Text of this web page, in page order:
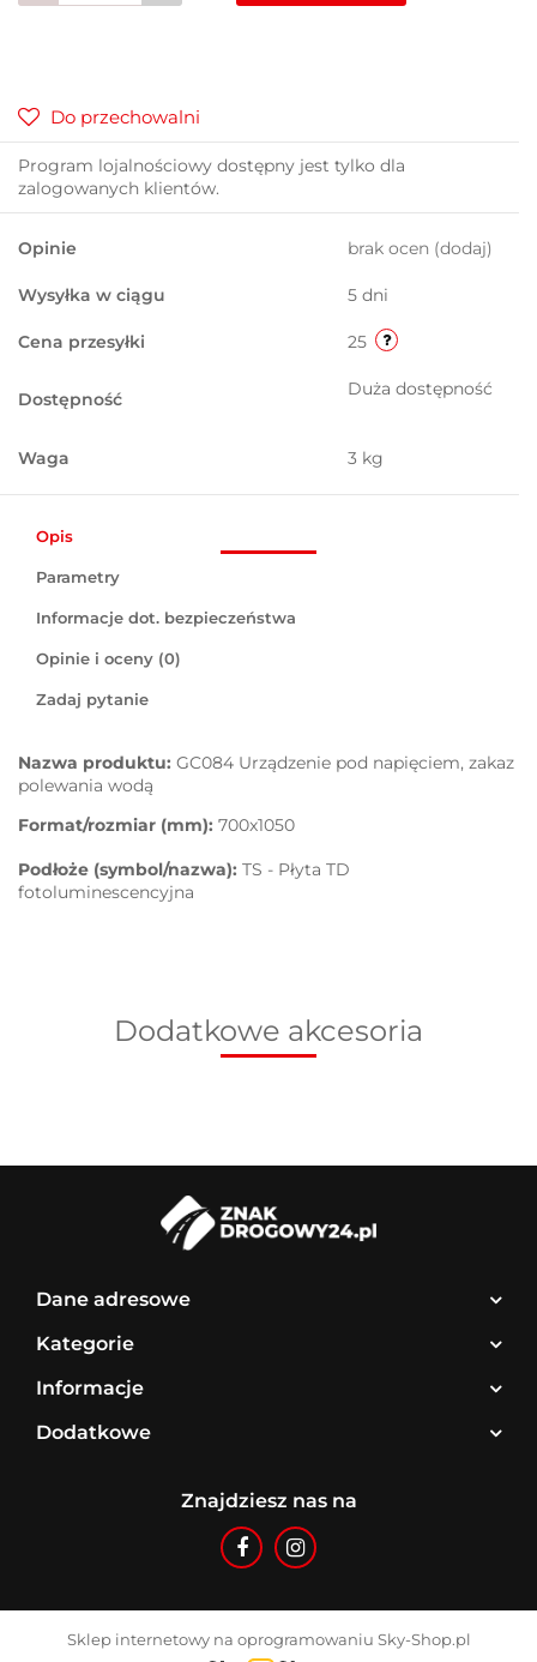
Do przechowalni
Program lojalnościowy dostępny jest tylko dla
zalogowanych klientów.
Opinie brak ocen (dodaj)
Wysyłka w ciągu 5 dni
Cena przesyłki 25
Dostępność Duża dostępność
Waga 3 kg
Opis
Parametry
Informacje dot. bezpieczeństwa
Opinie i oceny (0)
Zadaj pytanie
Nazwa produktu: GC084 Urządzenie pod napięciem, zakaz
polewania wodą
Format/rozmiar (mm): 700x1050
Podłoże (symbol/nazwa): TS - Płyta TD
fotoluminescencyjna
Dodatkowe akcesoria
Dane adresowe
Kategorie
Informacje
Dodatkowe
Znajdziesz nas na
Sklep internetowy na oprogramowaniu Sky-Shop.pl